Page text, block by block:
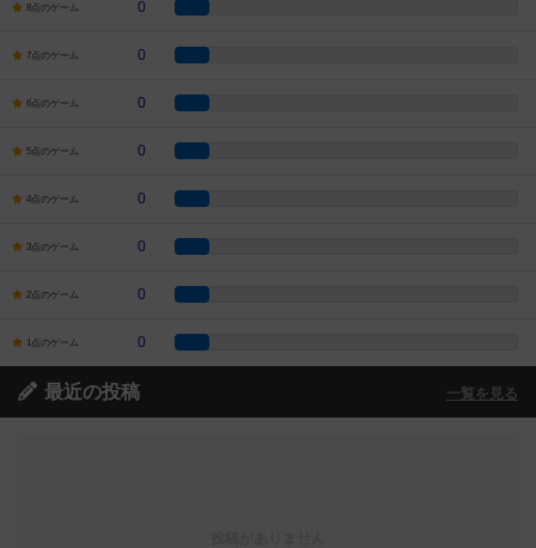
8点のゲーム 0
7点のゲーム 0
6点のゲーム 0
5点のゲーム 0
4点のゲーム 0
3点のゲーム 0
2点のゲーム 0
1点のゲーム 0
最近の投稿 一覧を見る